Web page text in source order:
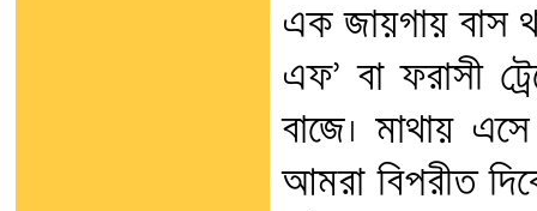
এক জায়গায় বাস
এফ’ বা ফরাসী
বাজে। মাথায়
আমরা বিপরীত